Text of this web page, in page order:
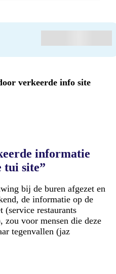
verkeerde info site
informatie
tui site”
bij de buren afgezet en
de informatie op de
(service restaurants
zou voor mensen die deze
tegenvallen (jaz